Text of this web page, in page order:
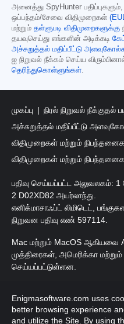
அனைத்து SpyHunter
ஒப்பந்தம்/சேவை விதிமுறைகள்
மற்றும் தள்ளுபடி விதிமுறைகளுக்கு
தயவுசெய்து எங்களின் அடிக்கடி
அச்சுறுத்தல் மதிப்பீட்டு
ஐ நிறுவல் நீக்கம் செய்ய
தெரிந்துகொள்ளுங்கள்.
முகப்பு நிரல் நிறுவல் நீக்குதல்
அச்சுறுத்தல் மதிப்பீட்டு
விதிமுறைகள் மற்றும்
விதிமுறைகள் மற்றும்
பதிவு செய்யப்பட்ட அலுவலகம்: 1
2 D02XD82 அயர்லாந்து.
எனிக்மாசாஃப்ட் லிமிடெட்,
நிறுவன பதிவு எண் 597114.
Mac மற்றும் MacOS
முத்திரைகள், அமெரிக்கா மற்றும்
செய்யப்பட்டுள்ளன.
உரிமைகளும் பாதுகாக்கப்பட்டவை.
Enigmasoftware.com uses
better browsing experience
and utilize the Site. By using